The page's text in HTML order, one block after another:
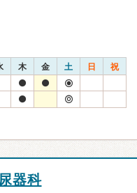
木 金 土 日 祝
器科